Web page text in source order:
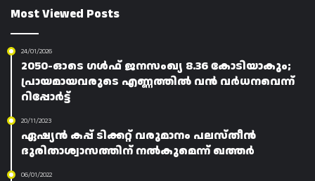
Most Viewed Posts
24/01/2026
2050-ഓടെ ഗൾഫ് ജനസംഖ്യ 8.36 കോടിയാകും;
പ്രായമായവരുടെ എണ്ണത്തിൽ വൻ വർധനവെന്ന്
റിപ്പോർട്ട്
20/11/2023
ഏഷ്യൻ കപ്പ് ടിക്കറ്റ് വരുമാനം പലസ്തീൻ
ദുരിതാശ്വാസത്തിന് നൽകുമെന്ന് ഖത്തർ
06/01/2022